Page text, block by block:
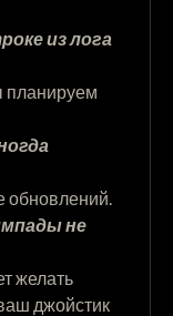
из лога
планируем
обновлений.
не
желать
джойстик